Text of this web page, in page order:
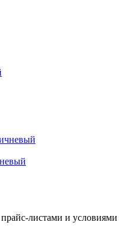
листами и условиями